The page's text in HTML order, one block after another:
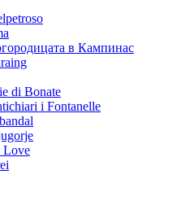
в Кампинас
di Bonate
i Fontanelle
Love